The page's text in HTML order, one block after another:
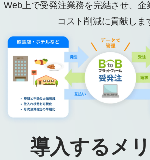
Web上で受発注業務を完結させ、企
コスト削減に貢献しま
導入するメ